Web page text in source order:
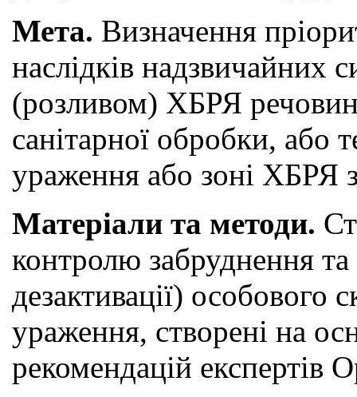
Мета. Визначення
наслідків надзвичайних
(розливом) ХБРЯ речовин
санітарної обробки, або
ураження або зоні ХБРЯ
Матеріали та методи.
контролю забруднення та
дезактивації) особового
ураження, створені на
рекомендацій експертів